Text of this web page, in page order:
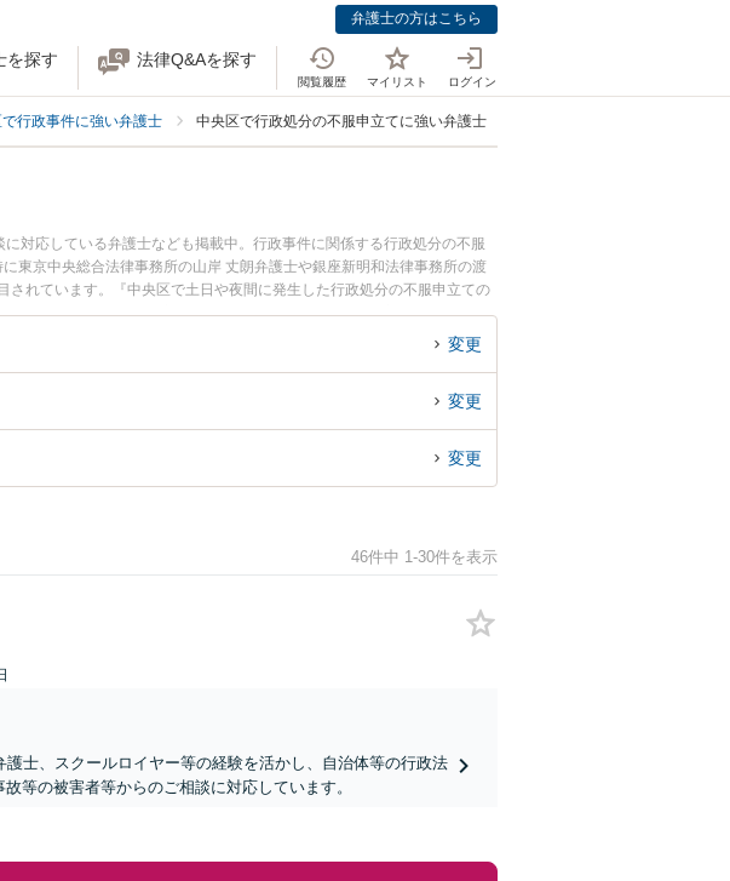
弁護士の方はこちら
を探す 法律Q&Aを探す
閲覧履歴 マイリスト ログイン
行政事件に強い弁護士 中央区で行政処分の不服申立てに強い弁護士
対応している弁護士なども掲載中。行政事件に関係する行政処分の不服
東京中央総合法律事務所の山岸 丈朗弁護士や銀座新明和法律事務所の渡
れています。『中央区で土日や夜間に発生した行政処分の不服申立ての
護士を検索したい』『初回相談無料で行政処分の不服申立てを法律相談で
変更
変更
変更
46件中 1-30件を表示
士、スクールロイヤー等の経験を活かし、自治体等の行政法
等の被害者等からのご相談に対応しています。